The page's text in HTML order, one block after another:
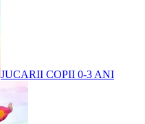
JUCARII COPII 0-3 ANI